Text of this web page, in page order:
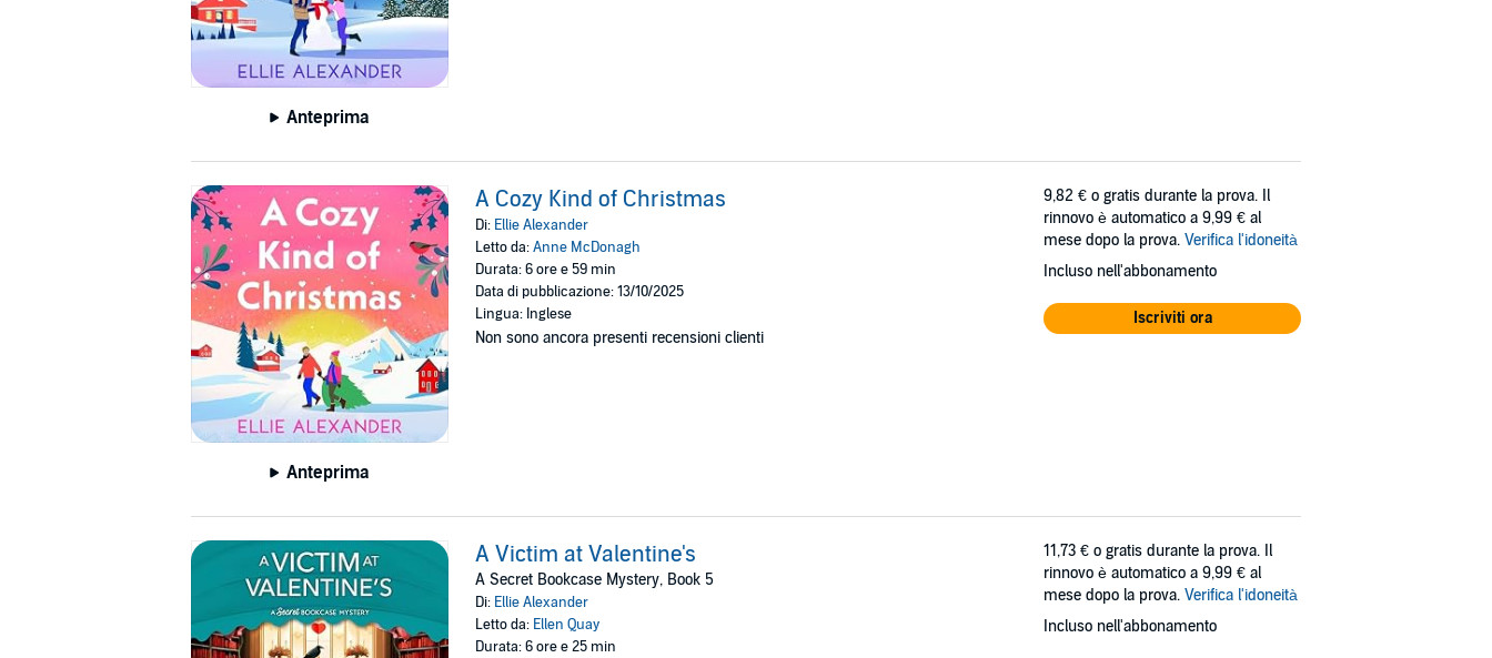
Anteprima
Anteprima
A Cozy Kind of Christmas
Di: Ellie Alexander
Letto da:Anne McDonagh
Durata: 6 ore e 59 min
Data di pubblicazione: 13/10/2025
Lingua: Inglese
Non sono ancora presenti recensioni clienti
9,82 € o gratis durante la prova. Il
rinnovo è automatico a 9,99 € al
mese dopo la prova. Verifica l'idoneità
Incluso nell'abbonamento
Iscriviti ora
A Victim at Valentine's
A Secret Bookcase Mystery, Book 5
Di: Ellie Alexander
Letto da: Ellen Quay
Durata: 6 ore e 25 min
11,73 € o gratis durante la prova. Il
rinnovo è automatico a 9,99 € al
mese dopo la prova. Verifica l'idoneità
Incluso nell'abbonamento